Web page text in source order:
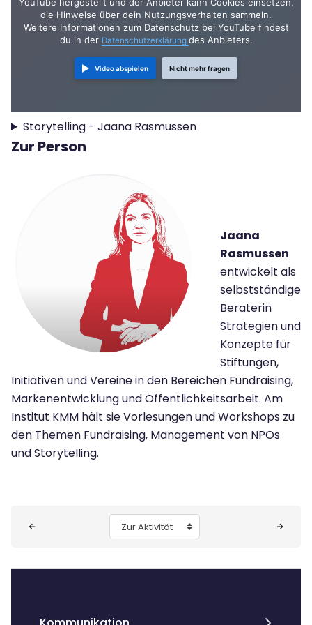
die Hinweise über dein Nutzungsverhalten sammeln.
Weitere Informationen zum Datenschutz bei YouTube findest
du in der Datenschutzerklärung des Anbieters.
Video abspielen Nicht mehr fragen
Storytelling - Jaana Rasmussen
Zur Person
Jaana
Rasmussen
entwickelt als
selbstständige
Beraterin
Strategien und
Konzepte für
Stiftungen,
Initiativen und Vereine in den Bereichen Fundraising,
Markenentwicklung und Öffentlichkeitsarbeit. Am
Institut KMM hält sie Vorlesungen und Workshops zu
den Themen Fundraising, Management von NPOs
und Storytelling.
Zur Aktivität